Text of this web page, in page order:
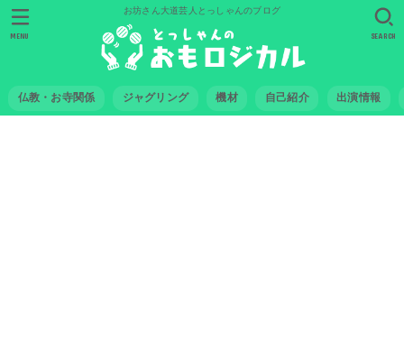
お坊さん大道芸人とっしゃんのブログ
仏教・お寺関係 ジャグリング 機材 自己紹介 出演情報
SEARCH
MENU